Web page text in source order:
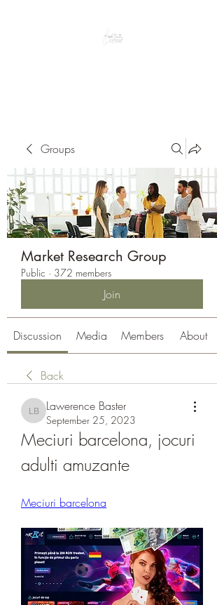
Groups
Market Research Group
Public · 372 members
Join
Discussion Media Members About
Back
Lawerence Baster
Lawerence Baster
September 25, 2023
Meciuri barcelona, jocuri
adulti amuzante
Meciuri barcelona